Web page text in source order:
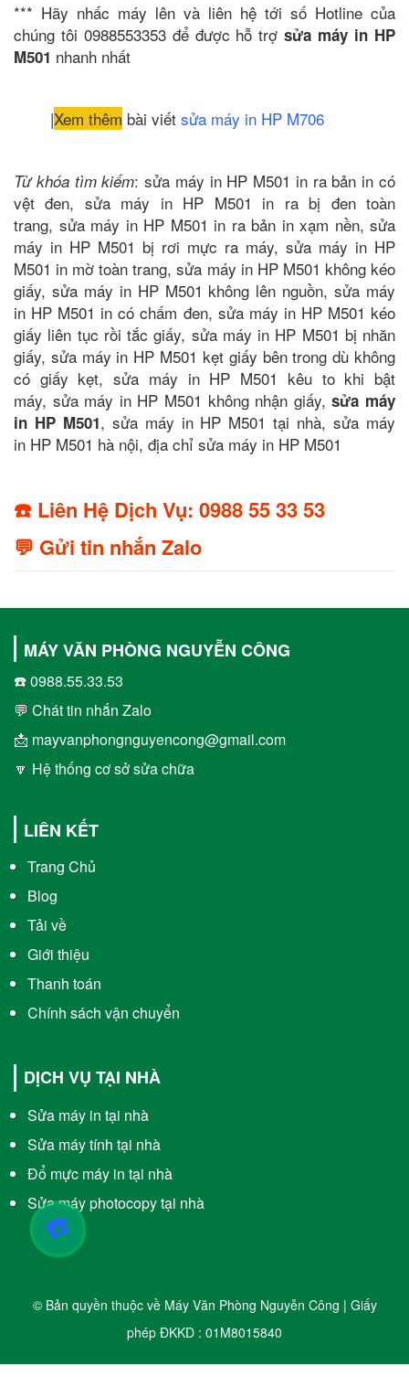
*** Hãy nhấc máy lên và liên hệ tới số Hotline của
chúng tôi 0988553353 để được hỗ trợsửa máy in HP
M501 nhanh nhất
|Xem thêm bài viết sửa máy in HP M706
Từ khóa tìm kiếm: sửa máy in HP M501 in ra bản in có
vệt đen, sửa máy in HP M501 in ra bị đen toàn
trang, sửa máy in HP M501 in ra bản in xạm nền, sửa
máy in HP M501 bị rơi mực ra máy, sửa máy in HP
M501 in mờ toàn trang, sửa máy in HP M501 không kéo
giấy, sửa máy in HP M501 không lên nguồn, sửa máy
in HP M501 in có chấm đen, sửa máy in HP M501 kéo
giấy liên tục rồi tắc giấy, sửa máy in HP M501 bị nhăn
giấy, sửa máy in HP M501 kẹt giấy bên trong dù không
có giấy kẹt, sửa máy in HP M501 kêu to khi bật
máy, sửa máy in HP M501 không nhận giấy,sửa máy
in HP M501, sửa máy in HP M501 tại nhà, sửa máy
in HP M501 hà nội, địa chỉ sửa máy in HP M501
☎️ Liên Hệ Dịch Vụ: 0988 55 33 53
💬 Gửi tin nhắn Zalo
MÁY VĂN PHÒNG NGUYỄN CÔNG
☎️ 0988.55.33.53
💬 Chát tin nhắn Zalo
📩 mayvanphongnguyencong@gmail.com
🔽 Hệ thống cơ sở sửa chữa
LIÊN KẾT
Trang Chủ
Blog
Tải về
Giới thiệu
Thanh toán
Chính sách vận chuyển
DỊCH VỤ TẠI NHÀ
Sửa máy in tại nhà
Sửa máy tính tại nhà
Đổ mực máy in tại nhà
Sửa máy photocopy tại nhà
© Bản quyền thuộc về Máy Văn Phòng Nguyễn Công | Giấy
phép ĐKKD : 01M8015840
☎️